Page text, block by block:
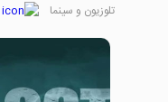
تلوزیون و سینما